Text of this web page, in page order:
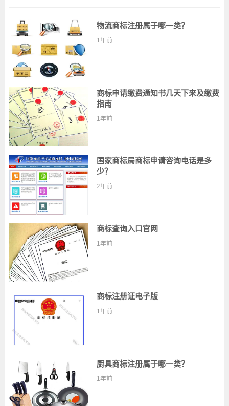
物流商标注册属于哪一类？
1年前
商标申请缴费通知书几天下来及缴费
指南
1年前
国家商标局商标申请咨询电话是多
少？
2年前
商标查询入口官网
1年前
商标注册证电子版
1年前
厨具商标注册属于哪一类？
1年前